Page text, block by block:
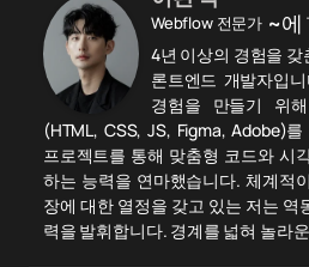
Webflow 전문가 ~에
4년 이상의 경험을
론트엔드 개발자입
경험을 만들기 위
(HTML, CSS, JS, Figma, Adobe)
프로젝트를 통해 맞춤형 코드와 시
하는 능력을 연마했습니다. 체계적
장에 대한 열정을 갖고 있는 저는 역
력을 발휘합니다. 경계를 넓혀 놀라